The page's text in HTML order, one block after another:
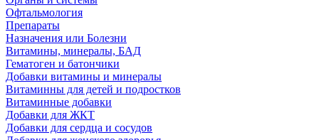
Офтальмология
Препараты
Назначения или Болезни
Витамины, минералы, БАД
Гематоген и батончики
Добавки витамины и минералы
Витаминны для детей и подростков
Витаминные добавки
Добавки для ЖКТ
Добавки для сердца и сосудов